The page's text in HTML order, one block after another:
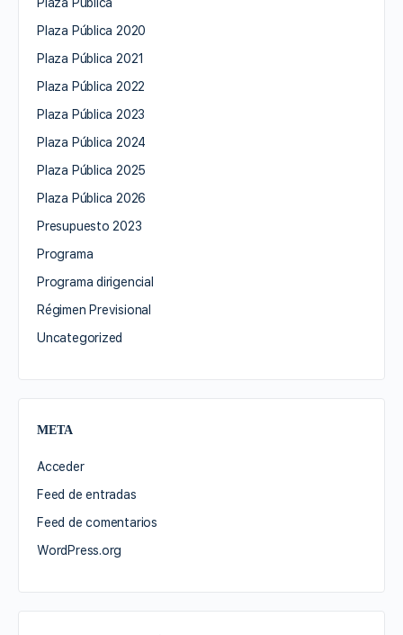
Plaza Pública
Plaza Pública 2020
Plaza Pública 2021
Plaza Pública 2022
Plaza Pública 2023
Plaza Pública 2024
Plaza Pública 2025
Plaza Pública 2026
Presupuesto 2023
Programa
Programa dirigencial
Régimen Previsional
Uncategorized
META
Acceder
Feed de entradas
Feed de comentarios
WordPress.org